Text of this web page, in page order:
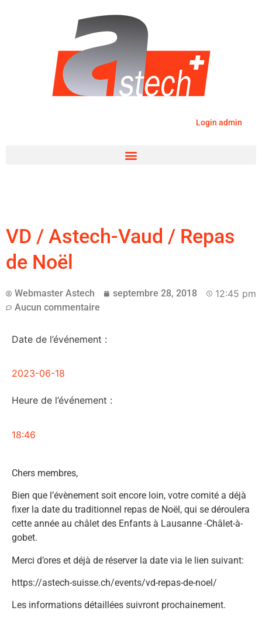
Login admin
VD / Astech-Vaud / Repas
de Noël
Webmaster Astech septembre 28, 2018 12:45 pm
Aucun commentaire
Date de l’événement :
2023-06-18
Heure de l’événement :
18:46
Chers membres,
Bien que l’évènement soit encore loin, votre comité a déjà
fixer la date du traditionnel repas de Noël, qui se déroulera
cette année au châlet des Enfants à Lausanne -Châlet-à-
gobet.
Merci d’ores et déjà de réserver la date via le lien suivant:
https://astech-suisse.ch/events/vd-repas-de-noel/
Les informations détaillées suivront prochainement.